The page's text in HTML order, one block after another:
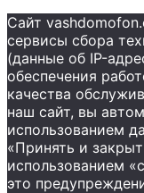
Сайт
сервисы сбора
(данные об IP-
обеспечения
качества
наш сайт, вы
использованием
«Принять и
использованием
это